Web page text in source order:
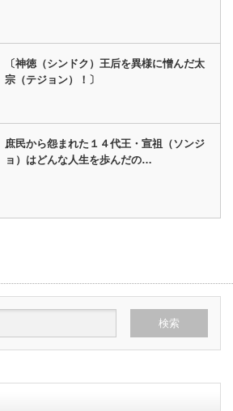
〔神徳（シンドク）王后を異様に憎んだ太
宗（テジョン）！〕
庶民から怨まれた１４代王・宣祖（ソンジ
ョ）はどんな人生を歩んだの…